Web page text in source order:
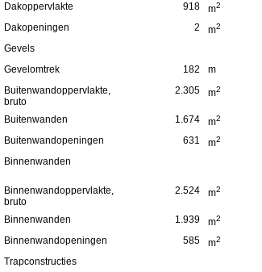
Dakoppervlakte 918 m2
Dakopeningen 2 m2
Gevels
Gevelomtrek 182
m
Buitenwandoppervlakte,
bruto
2.305 m2
Buitenwanden 1.674 m2
Buitenwandopeningen 631 m2
Binnenwanden
Binnenwandoppervlakte,
bruto
2.524 m2
Binnenwanden 1.939 m2
Binnenwandopeningen 585 m2
Trapconstructies